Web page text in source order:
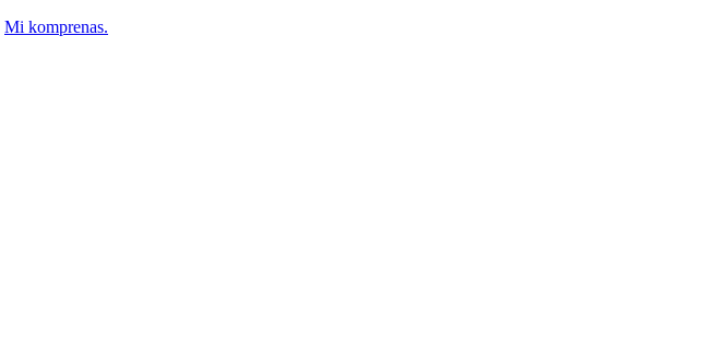
Mi komprenas.